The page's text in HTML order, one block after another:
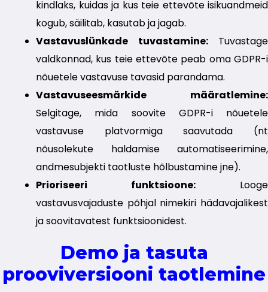
kindlaks, kuidas ja kus teie ettevõte isikuandmeid
kogub, säilitab, kasutab ja jagab.
Vastavuslünkade tuvastamine:Tuvastage
valdkonnad, kus teie ettevõte peab oma GDPR-i
nõuetele vastavuse tavasid parandama.
Vastavuseesmärkide määratlemine:
Selgitage, mida soovite GDPR-i nõuetele
vastavuse platvormiga saavutada (nt
nõusolekute haldamise automatiseerimine,
andmesubjekti taotluste hõlbustamine jne).
Prioriseeri funktsioone: Looge
vastavusvajaduste põhjal nimekiri hädavajalikest
ja soovitavatest funktsioonidest.
Demo ja tasuta
prooviversiooni taotlemine